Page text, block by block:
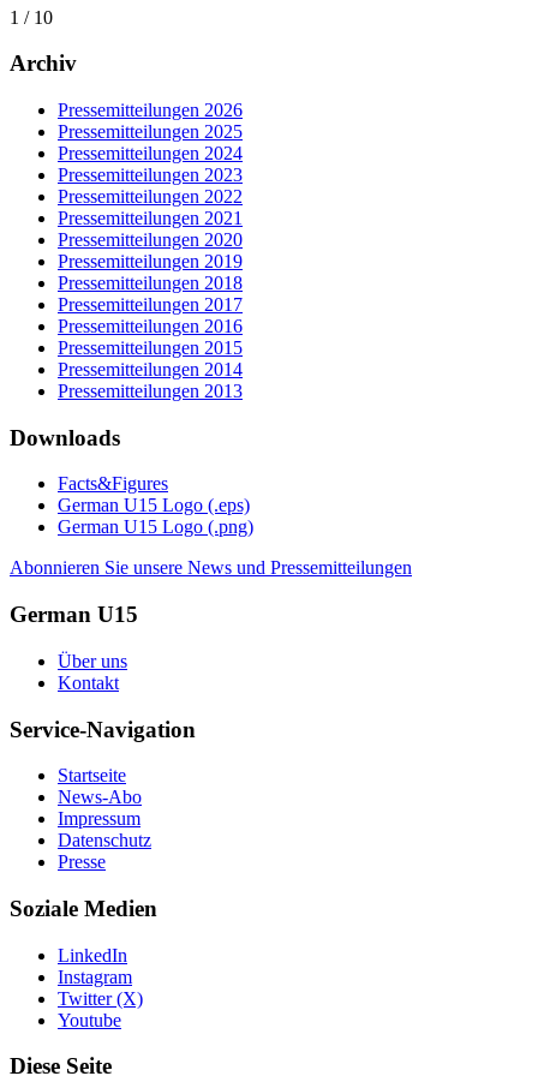
1 / 10
Archiv
Pressemitteilungen 2026
Pressemitteilungen 2025
Pressemitteilungen 2024
Pressemitteilungen 2023
Pressemitteilungen 2022
Pressemitteilungen 2021
Pressemitteilungen 2020
Pressemitteilungen 2019
Pressemitteilungen 2018
Pressemitteilungen 2017
Pressemitteilungen 2016
Pressemitteilungen 2015
Pressemitteilungen 2014
Pressemitteilungen 2013
Downloads
Facts&Figures
German U15 Logo (.eps)
German U15 Logo (.png)
Abonnieren Sie unsere News und Pressemitteilungen
German U15
Über uns
Kontakt
Service-Navigation
Startseite
News-Abo
Impressum
Datenschutz
Presse
Soziale Medien
LinkedIn
Instagram
Twitter (X)
Youtube
Diese Seite